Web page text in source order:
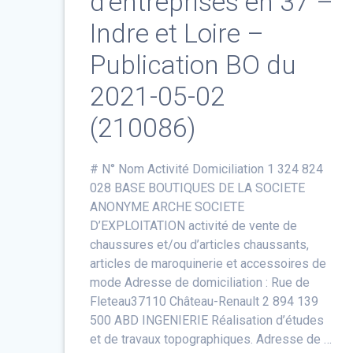
Indre et Loire –
Publication BO du
2021-05-02
(210086)
# N° Nom Activité Domiciliation 1 324 824
028 BASE BOUTIQUES DE LA SOCIETE
ANONYME ARCHE SOCIETE
D’EXPLOITATION activité de vente de
chaussures et/ou d’articles chaussants,
articles de maroquinerie et accessoires de
mode Adresse de domiciliation : Rue de
Fleteau37110 Château-Renault 2 894 139
500 ABD INGENIERIE Réalisation d’études
et de travaux topographiques. Adresse de …